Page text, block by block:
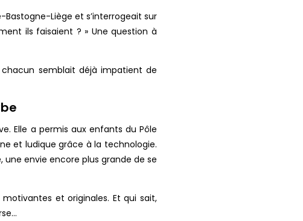
Liège et s’interrogeait sur
ils faisaient ? » Une question à
semblait déjà impatient de
Elle a permis aux enfants du Pôle
et ludique grâce à la technologie.
envie encore plus grande de se
et originales. Et qui sait,